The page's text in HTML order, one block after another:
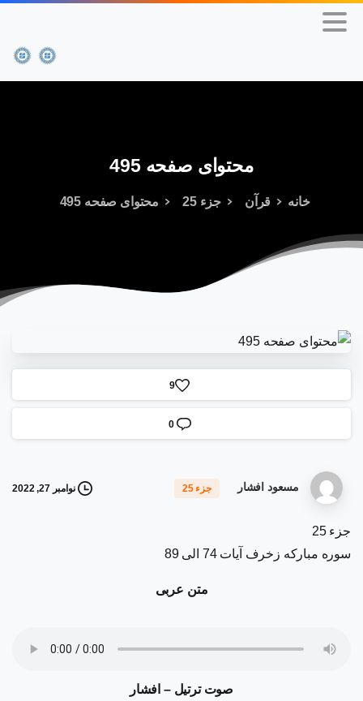
محتوای صفحه 495
خانه قرآن جزء 25 محتوای صفحه 495
9
0
مسعود افشار جزء 25 نوامبر 27, 2022
جزء 25
سوره مبارکه زخرف آیات 74 الی 89
متن عربی
صوت ترتیل – افشار